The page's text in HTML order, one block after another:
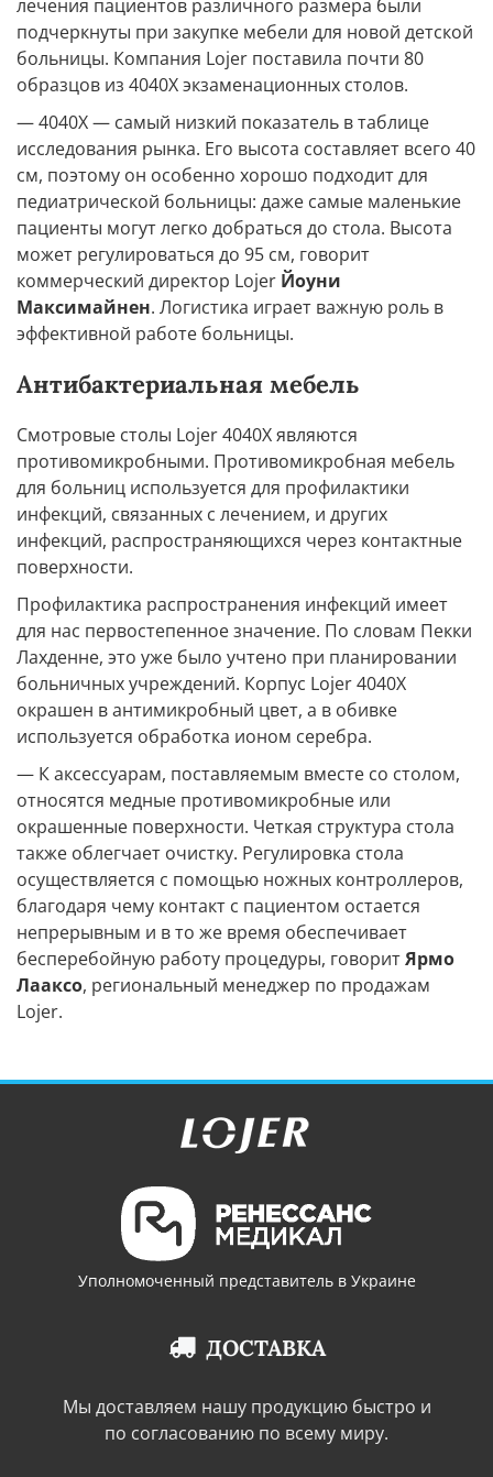
лечения пациентов различного размера были
подчеркнуты при закупке мебели для новой детской
больницы. Компания Lojer поставила почти 80
образцов из 4040X экзаменационных столов.
— 4040X — самый низкий показатель в таблице
исследования рынка. Его высота составляет всего 40
см, поэтому он особенно хорошо подходит для
педиатрической больницы: даже самые маленькие
пациенты могут легко добраться до стола. Высота
может регулироваться до 95 см, говорит
коммерческий директор Lojer Йоуни
Максимайнен. Логистика играет важную роль в
эффективной работе больницы.
Антибактериальная мебель
Смотровые столы Lojer 4040X являются
противомикробными. Противомикробная мебель
для больниц используется для профилактики
инфекций, связанных с лечением, и других
инфекций, распространяющихся через контактные
поверхности.
Профилактика распространения инфекций имеет
для нас первостепенное значение. По словам Пекки
Лахденне, это уже было учтено при планировании
больничных учреждений. Корпус Lojer 4040X
окрашен в антимикробный цвет, а в обивке
используется обработка ионом серебра.
— К аксессуарам, поставляемым вместе со столом,
относятся медные противомикробные или
окрашенные поверхности. Четкая структура стола
также облегчает очистку. Регулировка стола
осуществляется с помощью ножных контроллеров,
благодаря чему контакт с пациентом остается
непрерывным и в то же время обеспечивает
бесперебойную работу процедуры, говоритЯрмо
Лааксо, региональный менеджер по продажам
Lojer.
Уполномоченный представитель в Украине
ДОСТАВКА
Мы доставляем нашу продукцию быстро и
по согласованию по всему миру.